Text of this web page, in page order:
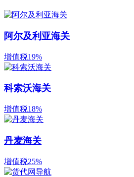
阿尔及利亚海关
增值税19%
科索沃海关
增值税18%
丹麦海关
增值税25%